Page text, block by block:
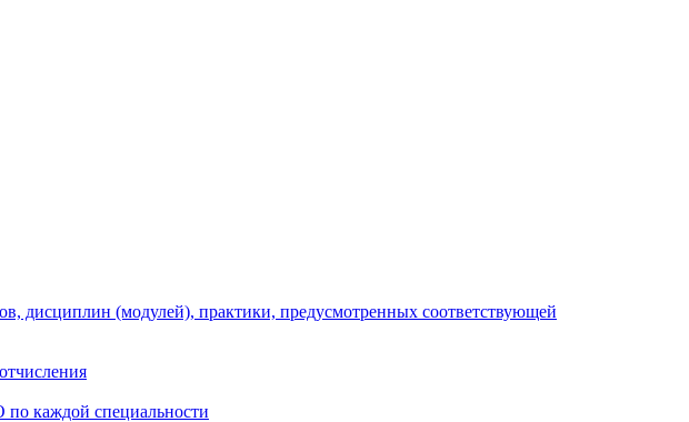
дисциплин (модулей), практики, предусмотренных соответствующей
каждой специальности